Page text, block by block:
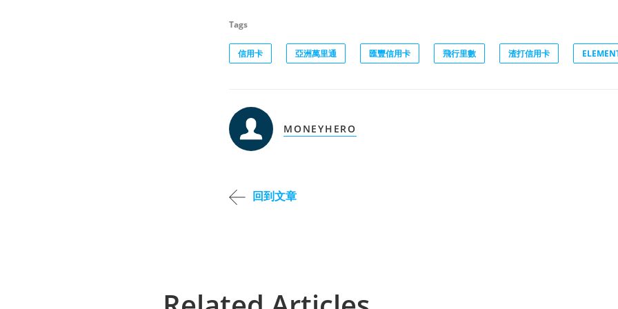
Tags
信用卡 亞洲萬里通 匯豐信用卡 飛行里數 渣打信用卡
MONEYHERO
回到文章